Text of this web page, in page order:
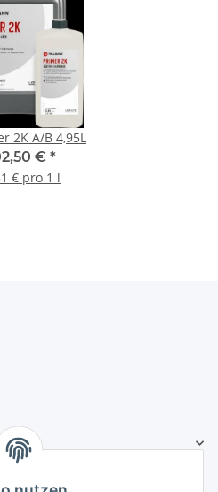
RZ Primer 2K A/B 4,95L
€ *
€ pro 1 l